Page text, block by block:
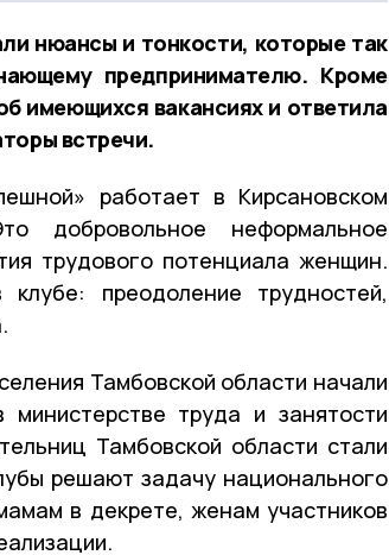
нюансы и тонкости, которые так
предпринимателю. Кроме
имеющихся вакансиях и ответила
встречи.
работает в Кирсановском
добровольное неформальное
трудового потенциала женщин.
преодоление трудностей,
Тамбовской области начали
труда и занятости
Тамбовской области стали
решают задачу национального
в декрете, женам участников